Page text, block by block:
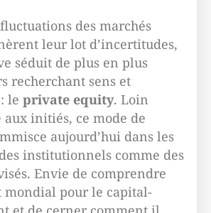
des marchés
leur lot d’incertitudes,
séduit de plus en plus
recherchant sens et
le private equity. Loin
aux initiés, ce mode de
aujourd’hui dans les
institutionnels comme des
Envie de comprendre
mondial pour le capital-